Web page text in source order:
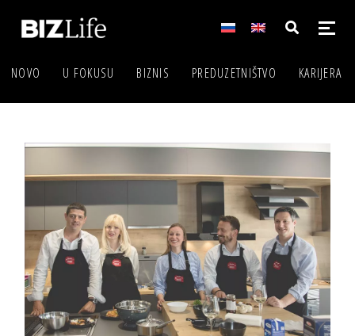
NOVO U FOKUSU BIZNIS PREDUZETNIŠTVO KARIJERA